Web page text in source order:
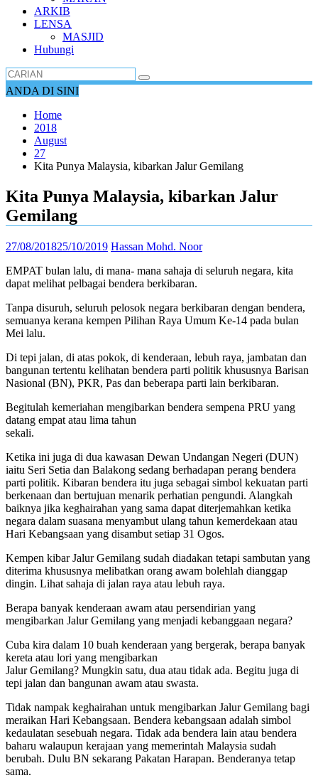
ARKIB
LENSA
MASJID
Hubungi
ANDA DI SINI
Home
2018
August
27
Kita Punya Malaysia, kibarkan Jalur Gemilang
Kita Punya Malaysia, kibarkan Jalur
Gemilang
27/08/201825/10/2019 Hassan Mohd. Noor
EMPAT bulan lalu, di mana- mana sahaja di seluruh negara, kita
dapat melihat pelbagai bendera berkibaran.
Tanpa disuruh, seluruh pelosok negara berkibaran dengan bendera,
semuanya kerana kempen Pilihan Raya Umum Ke-14 pada bulan
Mei lalu.
Di tepi jalan, di atas pokok, di kenderaan, lebuh raya, jambatan dan
bangunan tertentu kelihatan bendera parti politik khususnya Barisan
Nasional (BN), PKR, Pas dan beberapa parti lain berkibaran.
Begitulah kemeriahan mengibarkan bendera sempena PRU yang
datang empat atau lima tahun
sekali.
Ketika ini juga di dua kawasan Dewan Undangan Negeri (DUN)
iaitu Seri Setia dan Balakong sedang berhadapan perang bendera
parti politik. Kibaran bendera itu juga sebagai simbol kekuatan parti
berkenaan dan bertujuan menarik perhatian pengundi. Alangkah
baiknya jika keghairahan yang sama dapat diterjemahkan ketika
negara dalam suasana menyambut ulang tahun kemerdekaan atau
Hari Kebangsaan yang disambut setiap 31 Ogos.
Kempen kibar Jalur Gemilang sudah diadakan tetapi sambutan yang
diterima khususnya melibatkan orang awam bolehlah dianggap
dingin. Lihat sahaja di jalan raya atau lebuh raya.
Berapa banyak kenderaan awam atau persendirian yang
mengibarkan Jalur Gemilang yang menjadi kebanggaan negara?
Cuba kira dalam 10 buah kenderaan yang bergerak, berapa banyak
kereta atau lori yang mengibarkan
Jalur Gemilang? Mungkin satu, dua atau tidak ada. Begitu juga di
tepi jalan dan bangunan awam atau swasta.
Tidak nampak keghairahan untuk mengibarkan Jalur Gemilang bagi
meraikan Hari Kebangsaan. Bendera kebangsaan adalah simbol
kedaulatan sesebuah negara. Tidak ada bendera lain atau bendera
baharu walaupun kerajaan yang memerintah Malaysia sudah
berubah. Dulu BN sekarang Pakatan Harapan. Benderanya tetap
sama.